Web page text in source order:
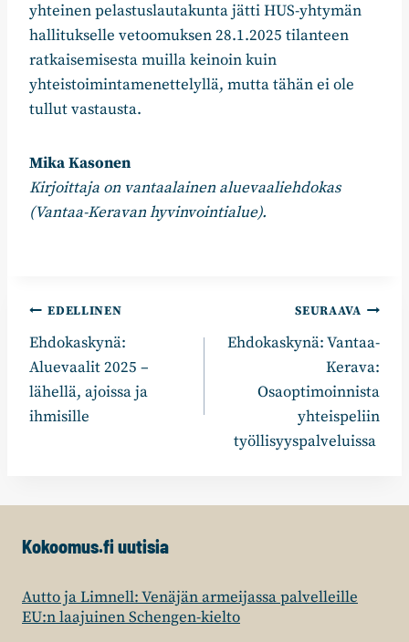
yhteinen pelastuslautakunta jätti HUS-yhtymän
hallitukselle vetoomuksen 28.1.2025 tilanteen
ratkaisemisesta muilla keinoin kuin
yhteistoimintamenettelyllä, mutta tähän ei ole
tullut vastausta.
Mika Kasonen
Kirjoittaja on vantaalainen aluevaaliehdokas
(Vantaa-Keravan hyvinvointialue).
Artikkelien
selaus
EDELLINEN
Ehdokaskynä:
Aluevaalit 2025 –
lähellä, ajoissa ja
ihmisille
SEURAAVA
Ehdokaskynä: Vantaa-
Kerava:
Osaoptimoinnista
yhteispeliin
työllisyyspalveluissa
Kokoomus.fi uutisia
Autto ja Limnell: Venäjän armeijassa palvelleille
EU:n laajuinen Schengen-kielto